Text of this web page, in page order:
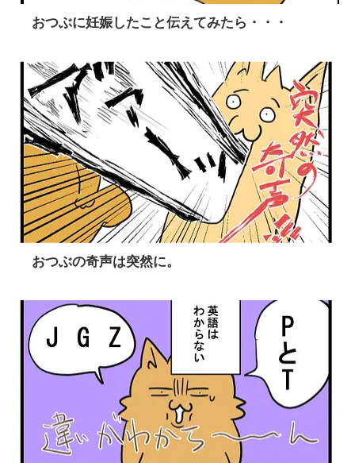
おつぶに妊娠したこと伝えてみたら・・・
おつぶの奇声は突然に。